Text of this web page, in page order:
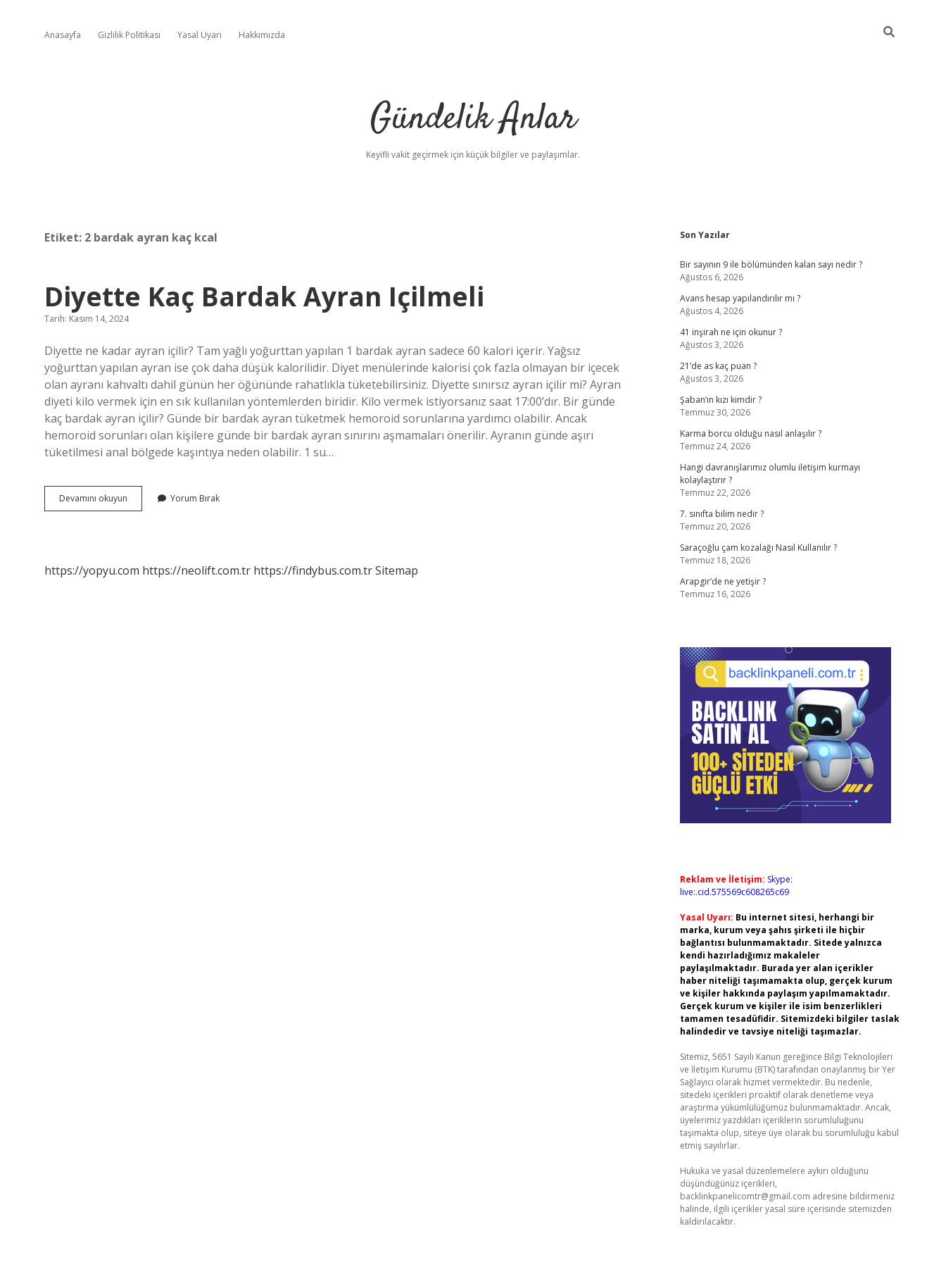
Anasayfa Gizlilik Politikası Yasal Uyarı Hakkımızda
Gündelik Anlar
Keyifli vakit geçirmek için küçük bilgiler ve paylaşımlar.
Etiket: 2 bardak ayran kaç kcal
Diyette Kaç Bardak Ayran Içilmeli
Tarih: Kasım 14, 2024
Diyette ne kadar ayran içilir? Tam yağlı yoğurttan yapılan 1 bardak ayran sadece 60 kalori içerir. Yağsız
yoğurttan yapılan ayran ise çok daha düşük kalorilidir. Diyet menülerinde kalorisi çok fazla olmayan bir içecek
olan ayranı kahvaltı dahil günün her öğününde rahatlıkla tüketebilirsiniz. Diyette sınırsız ayran içilir mi? Ayran
diyeti kilo vermek için en sık kullanılan yöntemlerden biridir. Kilo vermek istiyorsanız saat 17:00’dır. Bir günde
kaç bardak ayran içilir? Günde bir bardak ayran tüketmek hemoroid sorunlarına yardımcı olabilir. Ancak
hemoroid sorunları olan kişilere günde bir bardak ayran sınırını aşmamaları önerilir. Ayranın günde aşırı
tüketilmesi anal bölgede kaşıntıya neden olabilir. 1 su…
Devamını okuyun
Kaç
Yorum Bırak
https://yopyu.com https://neolift.com.tr https://findybus.com.trSitemap
Sidebar
Son Yazılar
Bir sayının 9 ile bölümünden kalan sayı nedir ?
Ağustos 6, 2026
Avans hesap yapılandırılır mı ?
Ağustos 4, 2026
41 inşirah ne için okunur ?
Ağustos 3, 2026
21’de as kaç puan ?
Ağustos 3, 2026
Şaban’ın kızı kimdir ?
Temmuz 30, 2026
Karma borcu olduğu nasıl anlaşılır ?
Temmuz 24, 2026
Hangi davranışlarımız olumlu iletişim kurmayı
kolaylaştırır ?
Temmuz 22, 2026
7. sınıfta bilim nedir ?
Temmuz 20, 2026
Saraçoğlu çam kozalağı Nasıl Kullanılır ?
Temmuz 18, 2026
Arapgir’de ne yetişir ?
Temmuz 16, 2026
Reklam ve İletişim: Skype:
live:.cid.575569c608265c69
Yasal Uyarı: Bu internet sitesi, herhangi bir
marka, kurum veya şahıs şirketi ile hiçbir
bağlantısı bulunmamaktadır. Sitede yalnızca
kendi hazırladığımız makaleler
paylaşılmaktadır. Burada yer alan içerikler
haber niteliği taşımamakta olup, gerçek kurum
ve kişiler hakkında paylaşım yapılmamaktadır.
Gerçek kurum ve kişiler ile isim benzerlikleri
tamamen tesadüfidir. Sitemizdeki bilgiler taslak
halindedir ve tavsiye niteliği taşımazlar.
Sitemiz, 5651 Sayılı Kanun gereğince Bilgi Teknolojileri
ve İletişim Kurumu (BTK) tarafından onaylanmış bir Yer
Sağlayıcı olarak hizmet vermektedir. Bu nedenle,
sitedeki içerikleri proaktif olarak denetleme veya
araştırma yükümlülüğümüz bulunmamaktadır. Ancak,
üyelerimiz yazdıkları içeriklerin sorumluluğunu
taşımakta olup, siteye üye olarak bu sorumluluğu kabul
etmiş sayılırlar.
Hukuka ve yasal düzenlemelere aykırı olduğunu
düşündüğünüz içerikleri,
backlinkpanelicomtr@gmail.com adresine bildirmeniz
halinde, ilgili içerikler yasal süre içerisinde sitemizden
kaldırılacaktır.